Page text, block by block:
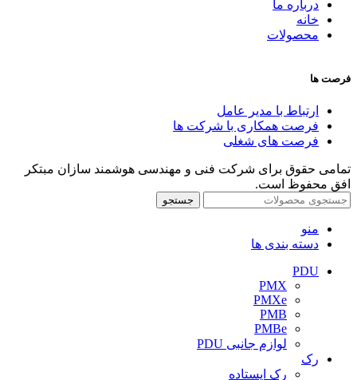
درباره ما
خانه
محصولات
فرصت ها
ارتباط با مدیر عامل
فرصت همکاری با شرکت ها
فرصت های شغلی
تمامی حقوق برای شرکت فنی و مهندسی هوشمند سازان مبتکر
افق محفوظ است.
جستجو
منو
دسته بندی ها
PDU
PMX
PMXe
PMB
PMBe
لوازم جانبی PDU
رک
رک ایستاده